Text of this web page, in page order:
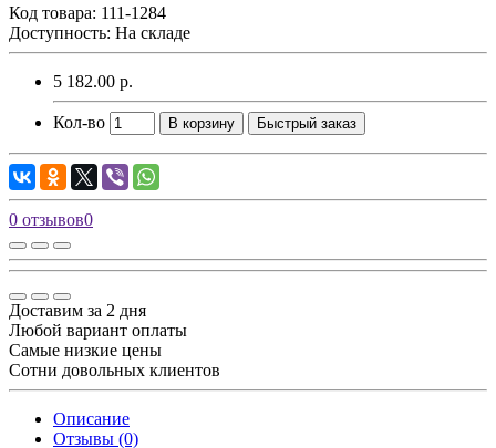
Код товара: 111-1284
Доступность: На складе
5 182.00 р.
Кол-во В корзину Быстрый заказ
0 отзывов0
Доставим за 2 дня
Любой вариант оплаты
Самые низкие цены
Сотни довольных клиентов
Описание
Отзывы (0)